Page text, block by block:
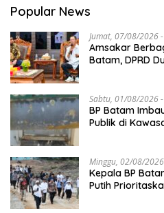
Popular News
Jumat, 07/08/2026
Amsakar
Batam, DPRD
Sabtu, 01/08/2026
BP Batam
Publik di
Minggu, 02/08/
Kepala BP
Putih